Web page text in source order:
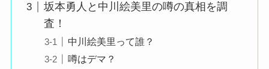
坂本勇人と中川絵美里の噂の真相を調
査！
中川絵美里って誰？
噂はデマ？